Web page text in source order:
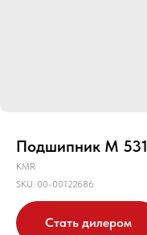
Подшипник M
KMR
SKU: 00-00122686
Стать дилером